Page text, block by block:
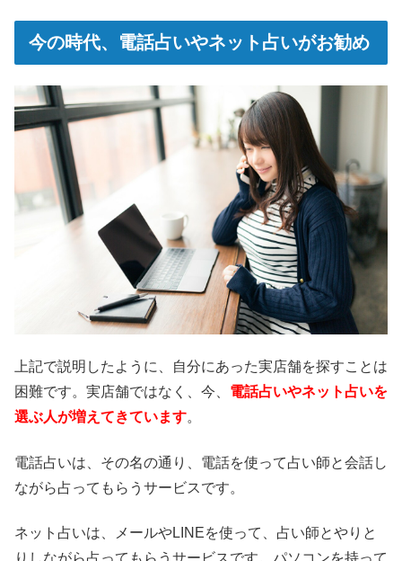
今の時代、電話占いやネット占いがお勧め
上記で説明したように、自分にあった実店舗を探すことは
困難です。実店舗ではなく、今、 電話占いやネット占いを
選ぶ人が増えてきています。
電話占いは、その名の通り、電話を使って占い師と会話し
ながら占ってもらうサービスです。
ネット占いは、メールやLINEを使って、占い師とやりと
りしながら占ってもらうサービスです。パソコンを持って